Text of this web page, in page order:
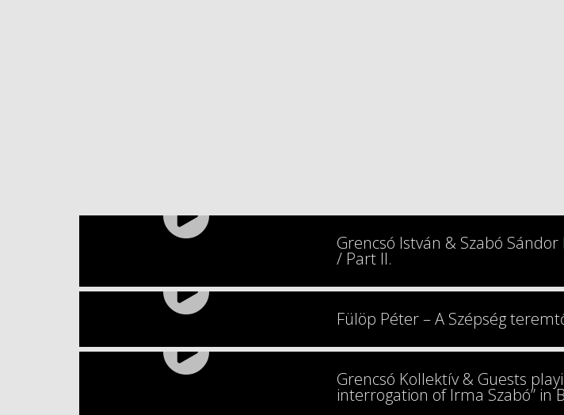
Grencsó István & Szabó
/ Part II.
Fülöp Péter – A Szépség
Grencsó Kollektív & Guests
interrogation of Irma Szabó” in